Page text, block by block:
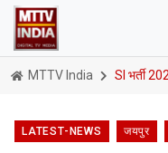
MTTV India SI भर्ती
LATEST-NEWS जयपुर